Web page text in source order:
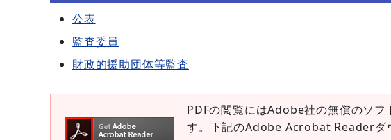
公表
監査委員
財政的援助団体等監査
PDFの閲覧にはAdobe社の無償のソ
す。下記のAdobe Acrobat Readerダ